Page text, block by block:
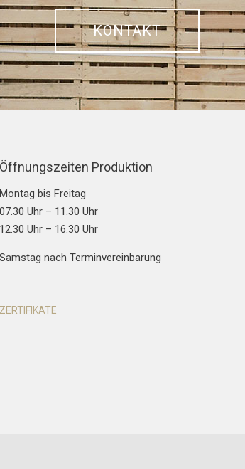
KONTAKT
Öffnungszeiten Produktion
Montag bis Freitag
07.30 Uhr – 11.30 Uhr
12.30 Uhr – 16.30 Uhr
Samstag nach Terminvereinbarung
ZERTIFIKATE